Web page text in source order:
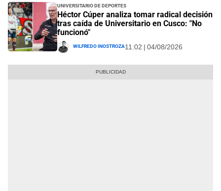
Universitario de Deportes
Héctor Cúper analiza tomar radical decisión
tras caída de Universitario en Cusco: "No
funcionó"
Wilfredo Inostroza11:02 | 04/08/2026